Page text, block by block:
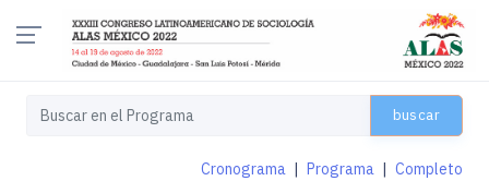
buscar
Cronograma Programa Completo